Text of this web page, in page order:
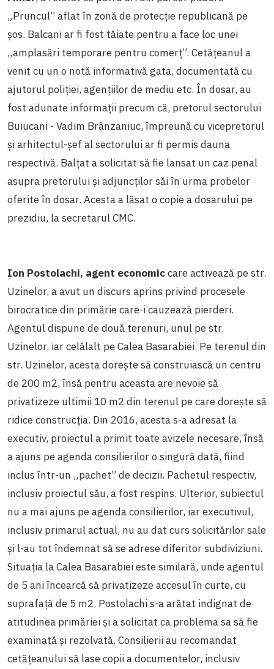
„Pruncul” aflat în zonă de protecție republicană pe
șos. Balcani ar fi fost tăiate pentru a face loc unei
„amplasări temporare pentru comerț”. Cetățeanul a
venit cu un o notă informativă gata, documentată cu
ajutorul poliției, agențiilor de mediu etc. În dosar, au
fost adunate informații precum că, pretorul sectorului
Buiucani - Vadim Brânzaniuc, împreună cu vicepretorul
și arhitectul-șef al sectorului ar fi permis dauna
respectivă. Balțat a solicitat să fie lansat un caz penal
asupra pretorului și adjuncților săi în urma probelor
oferite în dosar. Acesta a lăsat o copie a dosarului pe
prezidiu, la secretarul CMC.
Ion Postolachi, agent economiccare activează pe str.
Uzinelor, a avut un discurs aprins privind procesele
birocratice din primărie care-i cauzează pierderi.
Agentul dispune de două terenuri, unul pe str.
Uzinelor, iar celălalt pe Calea Basarabiei. Pe terenul din
str. Uzinelor, acesta dorește să construiască un centru
de 200 m2, însă pentru aceasta are nevoie să
privatizeze ultimii 10 m2 din terenul pe care dorește să
ridice construcția. Din 2016, acesta s-a adresat la
executiv, proiectul a primit toate avizele necesare, însă
a ajuns pe agenda consilierilor o singură dată, fiind
inclus într-un „pachet” de decizii. Pachetul respectiv,
inclusiv proiectul său, a fost respins. Ulterior, subiectul
nu a mai ajuns pe agenda consilierilor, iar executivul,
inclusiv primarul actual, nu au dat curs solicitărilor sale
și l-au tot îndemnat să se adrese diferitor subdiviziuni.
Situația la Calea Basarabiei este similară, unde agentul
de 5 ani încearcă să privatizeze accesul în curte, cu
suprafață de 5 m2. Postolachi s-a arătat indignat de
atitudinea primăriei și a solicitat ca problema sa să fie
examinată și rezolvată. Consilierii au recomandat
cetățeanului să lase copii a documentelor, inclusiv